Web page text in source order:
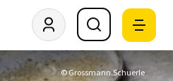
© Grossmann.Schuerle